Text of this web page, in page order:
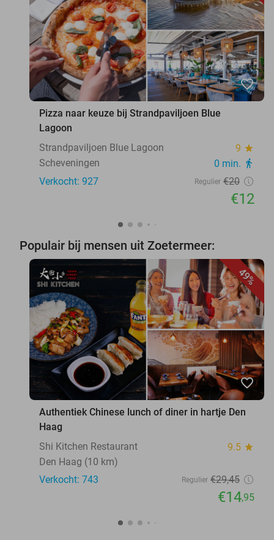
favorite_border
Pizza naar keuze bij Strandpaviljoen Blue
Lagoon
Strandpaviljoen Blue Lagoon
9 star
Scheveningen 0 min. directions_walk
Verkocht: 927 Regulier €20
€12
Populair bij mensen uit Zoetermeer:
49%
favorite_border
Authentiek Chinese lunch of diner in hartje Den
Haag
Shi Kitchen Restaurant
9.5 star
Den Haag (10 km)
Verkocht: 743
Regulier €29,45
€14,95